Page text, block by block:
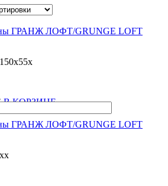
ГРАНЖ ЛОФТ/GRUNGE LOFT
В КОРЗИНЕ
ГРАНЖ ЛОФТ/GRUNGE LOFT